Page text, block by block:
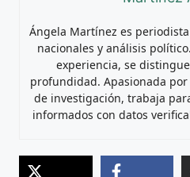
Ángela Martínez es
nacionales y análisis
experiencia, se
profundidad. Apasionada
de investigación, trabaja
informados con datos